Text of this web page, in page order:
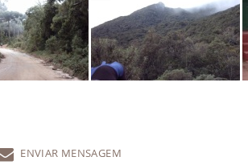
ENVIAR MENSAGEM